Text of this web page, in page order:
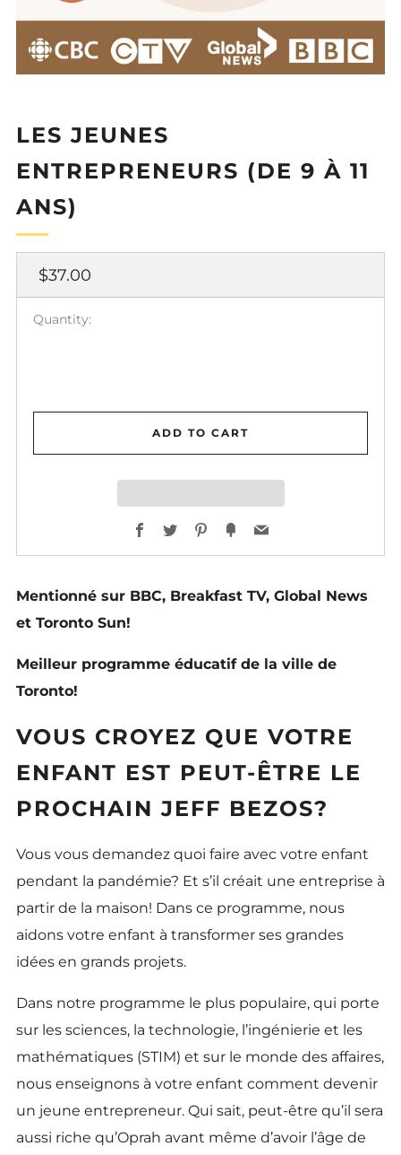
LES JEUNES
ENTREPRENEURS (DE 9 À 11
ANS)
Regular
price
$37.00
Quantity:
ADD TO CART
Facebook
TwitterPinterest
Fancy
Mentionné sur BBC, Breakfast TV, Global News
et Toronto Sun!
Meilleur programme éducatif de la ville de
Toronto!
VOUS CROYEZ QUE VOTRE
ENFANT EST PEUT-ÊTRE LE
PROCHAIN JEFF BEZOS?
Vous vous demandez quoi faire avec votre enfant
pendant la pandémie? Et s’il créait une entreprise à
partir de la maison! Dans ce programme, nous
aidons votre enfant à transformer ses grandes
idées en grands projets.
Dans notre programme le plus populaire, qui porte
sur les sciences, la technologie, l’ingénierie et les
mathématiques (STIM) et sur le monde des affaires,
nous enseignons à votre enfant comment devenir
un jeune entrepreneur. Qui sait, peut-être qu’il sera
aussi riche qu’Oprah avant même d’avoir l’âge de